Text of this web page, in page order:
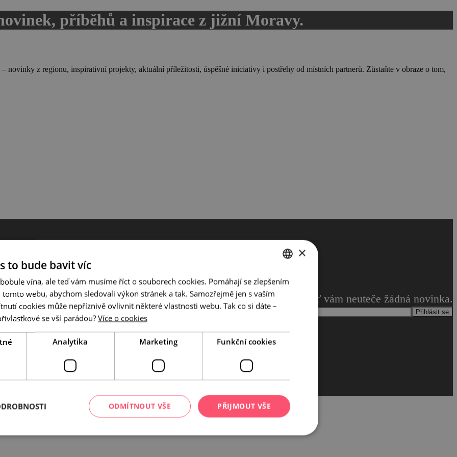
příběhů a inspirace z jižní Moravy.
novinky z regionu, inspirativní projekty, aktuální příležitosti, úspěšné iniciativy i postřehy od místních partnerů. Zůstaňte v obraze o tom,
Přihlaste se do našeho newsletteru, ať vám neuteče žádná novinka.
Přihlásit se
CZECH
×
to bude bavit víc
vína, ale teď vám musíme říct o souborech cookies. Pomáhají se zlepšením
tomto webu, abychom sledovali výkon stránek a tak. Samozřejmě jen s vaším
cookies může nepříznivě ovlivnit některé vlastnosti webu. Tak co si dáte –
se vší parádou? Více o cookies
Analytika Marketing Funkční cookies
PŘIJMOUT VŠE
ODMÍTNOUT VŠE